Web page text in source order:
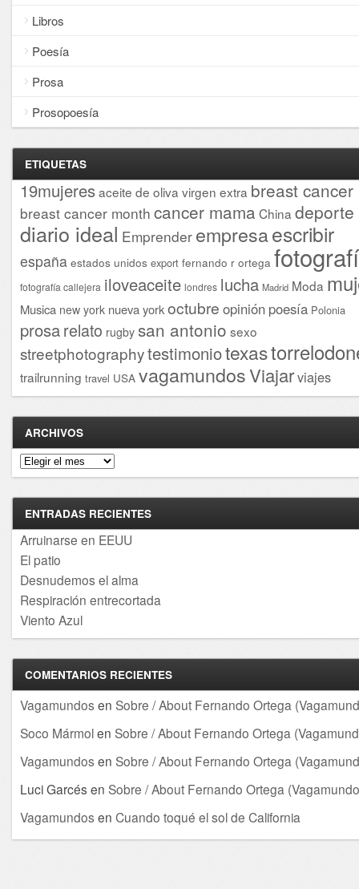
Libros
Poesía
Prosa
Prosopoesía
ETIQUETAS
19mujeresaceite de oliva virgen extra breast cancer
breast cancer month cancer mama China deporte
diario ideal Emprender empresaescribir
españa estados unidos export fernando r ortega
fotografía callejera iloveaceite londres lucha Madrid Moda
Musica new york nueva yorkoctubre opinión poesía Polonia
prosarelato rugby san antonio sexo
streetphotographytestimoniotexas
trailrunning travel USA vagamundosViajarviajes
ARCHIVOS
Archivos
ENTRADAS RECIENTES
Arruinarse en EEUU
El patio
Desnudemos el alma
Respiración entrecortada
Viento Azul
COMENTARIOS RECIENTES
Vagamundos en Sobre / About Fernando Ortega
Soco Mármolen Sobre / About Fernando Ortega
Vagamundos en Sobre / About Fernando Ortega
Luci Garcés en Sobre / About Fernando Ortega
Vagamundos en Cuando toqué el sol de California